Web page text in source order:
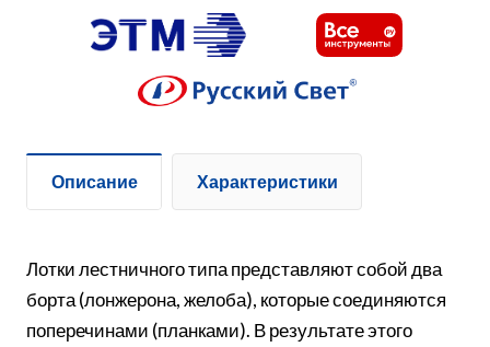
Описание Характеристики
Лотки лестничного типа представляют собой два
борта (лонжерона, желоба), которые соединяются
поперечинами (планками). В результате этого